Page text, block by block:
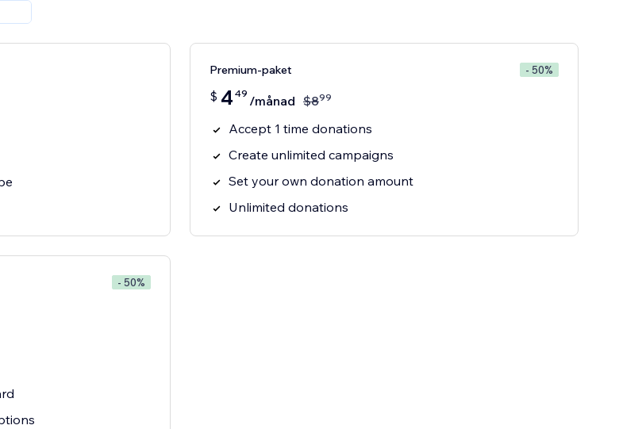
Premium-paket - 50%
$ 4 49 /månad $899
Accept 1 time donations
Create unlimited campaigns
Set your own donation amount
Unlimited donations
- 50%